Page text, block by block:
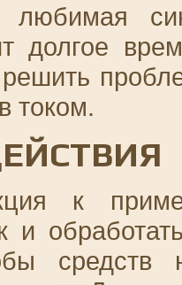
долгое
током.
к
и